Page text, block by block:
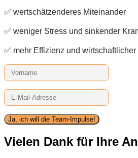
✅ wertschätzenderes Miteinander
✅ weniger Stress und sinkender
✅ mehr Effizienz und wirtschaftlicher
Ja, ich will die Team-Impulse!
Vielen Dank für Ihre